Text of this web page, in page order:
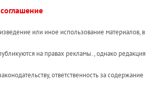
или иное использование материалов, в
на правах рекламы. , однако редакция
ответственность за содержание